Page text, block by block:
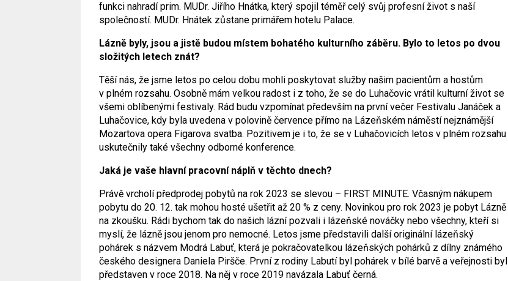
funkci nahradí prim. MUDr. Jiřího Hnátka, který spojil téměř celý svůj profesní život s naší
společností. MUDr. Hnátek zůstane primářem hotelu Palace.
Lázně byly, jsou a jistě budou místem bohatého kulturního záběru. Bylo to letos po dvou
složitých letech znát?
Těší nás, že jsme letos po celou dobu mohli poskytovat služby našim pacientům a hostům
v plném rozsahu. Osobně mám velkou radost i z toho, že se do Luhačovic vrátil kulturní život se
všemi oblíbenými festivaly. Rád budu vzpomínat především na první večer Festivalu Janáček a
Luhačovice, kdy byla uvedena v polovině července přímo na Lázeňském náměstí nejznámější
Mozartova opera Figarova svatba. Pozitivem je i to, že se v Luhačovicích letos v plném rozsahu
uskutečnily také všechny odborné konference.
Jaká je vaše hlavní pracovní náplň v těchto dnech?
Právě vrcholí předprodej pobytů na rok 2023 se slevou – FIRST MINUTE. Včasným nákupem
pobytu do 20. 12. tak mohou hosté ušetřit až 20 % z ceny. Novinkou pro rok 2023 je pobyt Lázně
na zkoušku. Rádi bychom tak do našich lázní pozvali i lázeňské nováčky nebo všechny, kteří si
myslí, že lázně jsou jenom pro nemocné. Letos jsme představili další originální lázeňský
pohárek s názvem Modrá Labuť, která je pokračovatelkou lázeňských pohárků z dílny známého
českého designera Daniela Piršče. První z rodiny Labutí byl pohárek v bílé barvě a veřejnosti byl
představen v roce 2018. Na něj v roce 2019 navázala Labuť černá.